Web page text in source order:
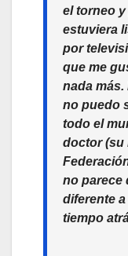
el torneo
estuviera
por
que me
nada más.
no puedo
todo el
doctor (su
no parece
diferente
tiempo